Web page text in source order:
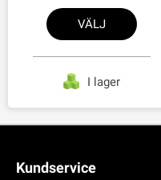
VÄLJ
I lager
Kundservice